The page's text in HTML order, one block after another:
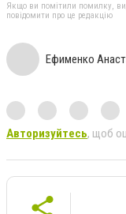
Якщо ви помітили помилку,
повідомити про це редакцію
Ефименко
Авторизуйтесь, щоб